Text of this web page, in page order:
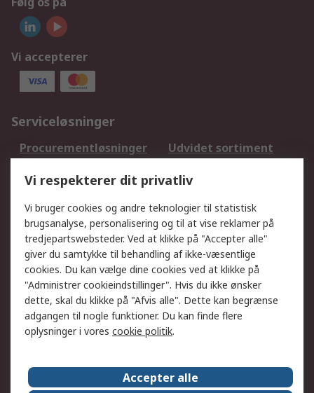
Vi accepterer
Serviceløsninger
Procurementløsninger
Udvidet sortiment
DesignSpark
Teknisk Support
Dit lokale salgsteam
Eksportløsninger
Support
Få hjælp
Returnering
Levering
Spor min ordre
Fakturakopi
Betalingsmuligheder
Fordele med Mit RS
Okdo
Om RS Salgsbetingelser
Vi respekterer dit privatliv
Vi bruger cookies og andre teknologier til statistisk
brugsanalyse, personalisering og til at vise reklamer på
tredjepartswebsteder. Ved at klikke på "Accepter alle"
giver du samtykke til behandling af ikke-væsentlige
cookies. Du kan vælge dine cookies ved at klikke på
"Administrer cookieindstillinger". Hvis du ikke ønsker
dette, skal du klikke på "Afvis alle". Dette kan begrænse
adgangen til nogle funktioner. Du kan finde flere
oplysninger i vores cookie politik.
Accepter alle